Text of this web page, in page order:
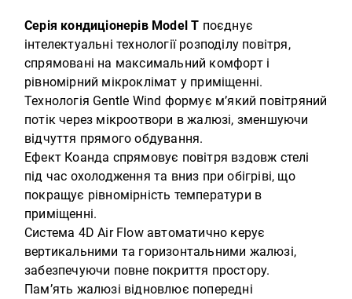
Серія кондиціонерів Model T поєднує
інтелектуальні технології розподілу повітря,
спрямовані на максимальний комфорт і
рівномірний мікроклімат у приміщенні.
Технологія Gentle Wind формує м’який повітряний
потік через мікроотвори в жалюзі, зменшуючи
відчуття прямого обдування.
Ефект Коанда спрямовує повітря вздовж стелі
під час охолодження та вниз при обігріві, що
покращує рівномірність температури в
приміщенні.
Система 4D Air Flow автоматично керує
вертикальними та горизонтальними жалюзі,
забезпечуючи повне покриття простору.
Пам’ять жалюзі відновлює попередні